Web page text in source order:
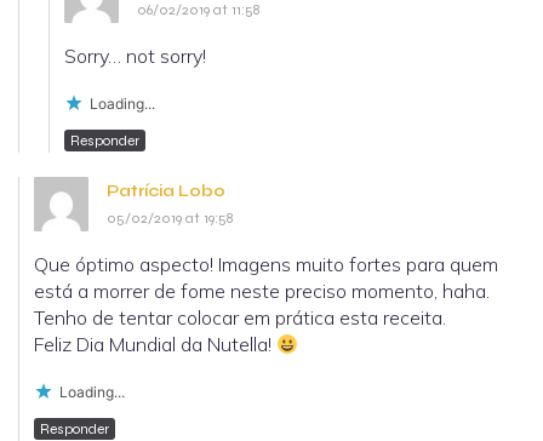
06/02/2019 at 11:58
Sorry… not sorry!
Loading...
Responder
Patrícia Lobo
05/02/2019 at 19:58
Que óptimo aspecto! Imagens muito fortes para quem
está a morrer de fome neste preciso momento, haha.
Tenho de tentar colocar em prática esta receita.
Feliz Dia Mundial da Nutella!
Loading...
Responder